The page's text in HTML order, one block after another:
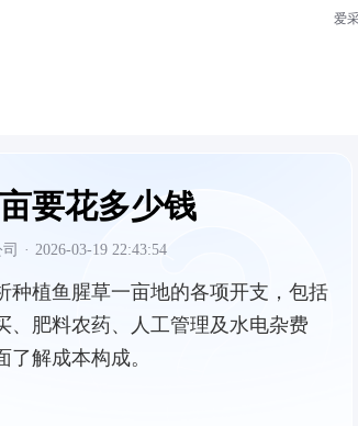
爱
要花多少钱
· 2026-03-19 22:43:54
种植鱼腥草一亩地的各项开支，包括
、肥料农药、人工管理及水电杂费
解成本构成。